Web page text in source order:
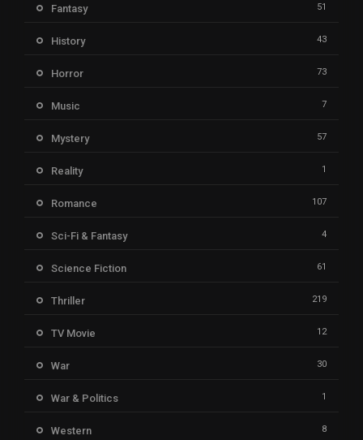
Fantasy 51
History 43
Horror 73
Music 7
Mystery 57
Reality 1
Romance 107
Sci-Fi & Fantasy 4
Science Fiction 61
Thriller 219
TV Movie 12
War 30
War & Politics 1
Western 8